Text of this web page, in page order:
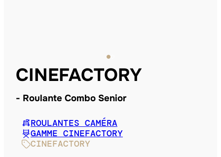
CINEFACTORY
Roulante Combo Senior
ROULANTES CAMÉRA
GAMME CINEFACTORY
CINEFACTORY